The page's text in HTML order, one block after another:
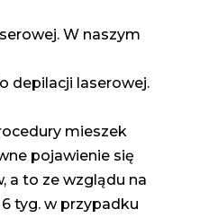
W naszym
depilacji laserowej.
mieszek
pojawienie się
a to ze wzglądu na
tyg. w przypadku